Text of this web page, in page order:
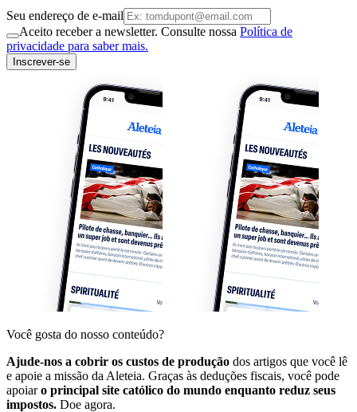
Seu endereço de e-mail
Aceito receber a newsletter. Consulte nossa Política de
privacidade para saber mais.
Inscrever-se
Você gosta do nosso conteúdo?
Ajude-nos a cobrir os custos de produção dos artigos que você lê
e apoie a missão da Aleteia. Graças às deduções fiscais, você pode
apoiaro principal site católico do mundo enquanto reduz seus
impostos. Doe agora.